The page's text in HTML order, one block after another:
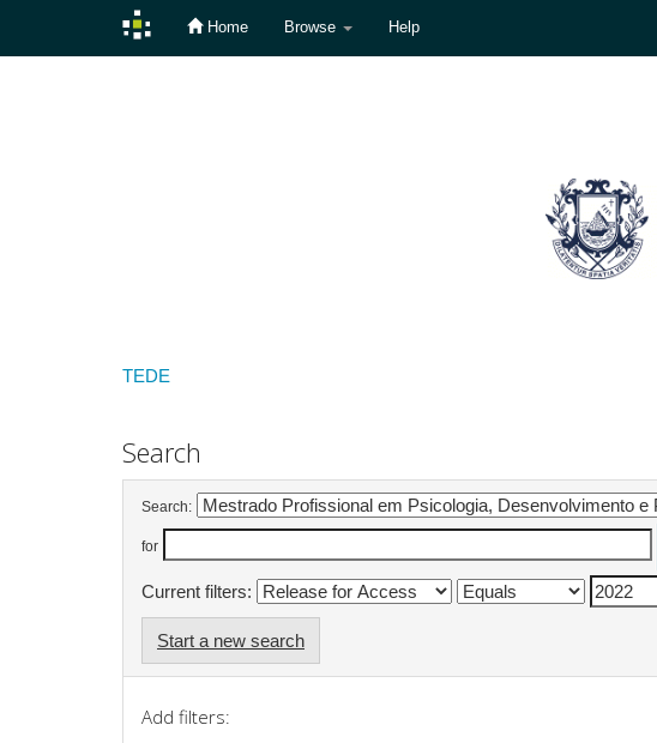
Home Browse Help
TEDE
Search
Search:
for
Current filters:
Start a new search
Add filters: